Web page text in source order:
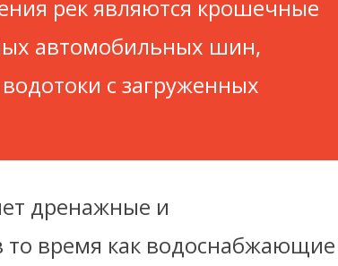
рек являются крошечные
автомобильных шин,
с загруженных
дренажные и
то время как водоснабжающие